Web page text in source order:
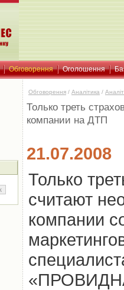
Обговорення Оголошення
Обговорення / Аналітика /
Только треть
компании на ДТП
21.07.2008
Только
считают
компании